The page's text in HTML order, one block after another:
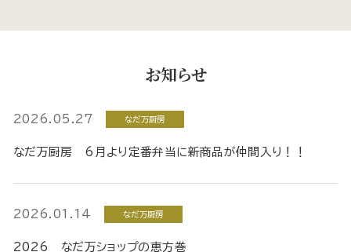
お知らせ
2026.05.27 なだ万厨房
なだ万厨房 6月より定番弁当に新商品が仲間入り！！
2026.01.14 なだ万厨房
2026 なだ万ショップの恵方巻